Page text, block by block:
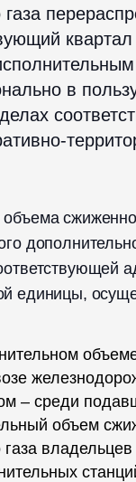
в
единицы,
– среди
объем
владельцев